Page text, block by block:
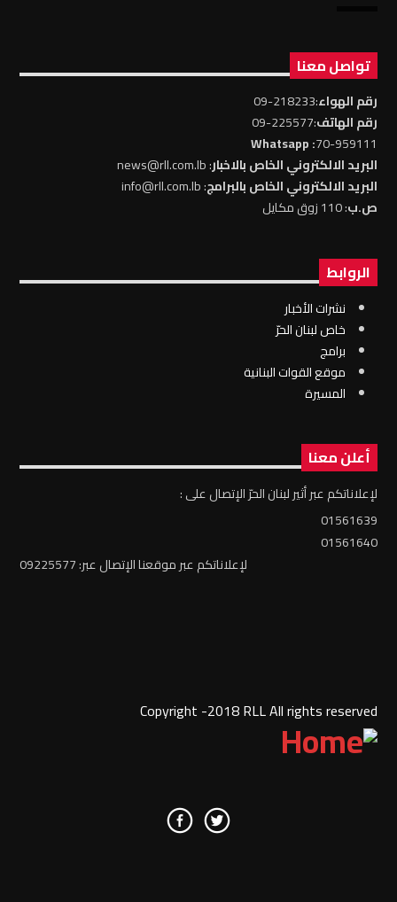
تواصل معنا
رقم الهواء:218233-09
رقم الهاتف:225577-09
70-959111
: Whatsapp
البريد الالكتروني الخاص بالاخبار: news@rll.com.lb
البريد الالكتروني الخاص بالبرامج: info@rll.com.lb
ص.ب: 110 زوق مكايل
الروابط
نشرات الأخبار
خاص لبنان الحرّ
برامج
موقع القوات البنانية
المسيرة
أعلن معنا
لإعلاناتكم عبر أثير لبنان الحرّ الإتصال على :
01561639
01561640
لإعلاناتكم عبر موقعنا الإتصال عبر: 09225577
Copyright -2018 RLL All rights reserved